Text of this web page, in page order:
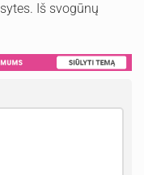
Iš svogūnų